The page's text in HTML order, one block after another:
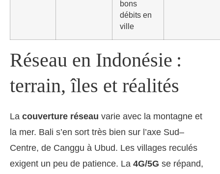
bons
débits en
ville
Réseau en Indonésie :
terrain, îles et réalités
La couverture réseau varie avec la montagne et
la mer. Bali s’en sort très bien sur l’axe Sud–
Centre, de Canggu à Ubud. Les villages reculés
exigent un peu de patience. La 4G/5G se répand,